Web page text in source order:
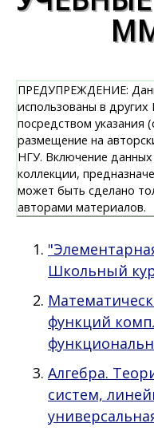
ПРЕДУПРЕЖДЕНИЕ:
использованы в других
посредством указания
размещение на
НГУ. Включение
коллекции,
может быть сделано
авторами материалов.
Школьный
функций
Алгебра.
систем,